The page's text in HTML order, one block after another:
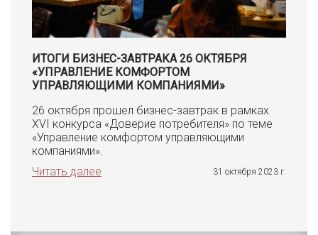
ИТОГИ БИЗНЕС-ЗАВТРАКА 26 ОКТЯБРЯ
«УПРАВЛЕНИЕ КОМФОРТОМ
УПРАВЛЯЮЩИМИ КОМПАНИЯМИ»
26 октября прошел бизнес-завтрак в рамках
XVI конкурса «Доверие потребителя» по теме
«Управление комфортом управляющими
компаниями».
Читать далее
31 октября 2023 г.